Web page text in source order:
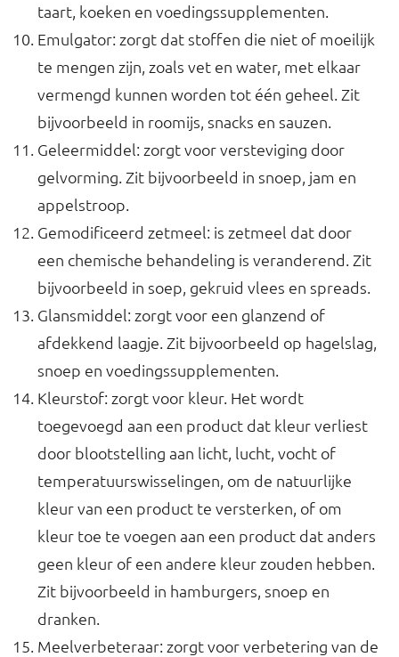
taart, koeken en voedingssupplementen.
Emulgator: zorgt dat stoffen die niet of moeilijk
te mengen zijn, zoals vet en water, met elkaar
vermengd kunnen worden tot één geheel. Zit
bijvoorbeeld in roomijs, snacks en sauzen.
Geleermiddel: zorgt voor versteviging door
gelvorming. Zit bijvoorbeeld in snoep, jam en
appelstroop.
Gemodificeerd zetmeel: is zetmeel dat door
een chemische behandeling is veranderend. Zit
bijvoorbeeld in soep, gekruid vlees en spreads.
Glansmiddel: zorgt voor een glanzend of
afdekkend laagje. Zit bijvoorbeeld op hagelslag,
snoep en voedingssupplementen.
Kleurstof: zorgt voor kleur. Het wordt
toegevoegd aan een product dat kleur verliest
door blootstelling aan licht, lucht, vocht of
temperatuurswisselingen, om de natuurlijke
kleur van een product te versterken, of om
kleur toe te voegen aan een product dat anders
geen kleur of een andere kleur zouden hebben.
Zit bijvoorbeeld in hamburgers, snoep en
dranken.
Meelverbeteraar: zorgt voor verbetering van de